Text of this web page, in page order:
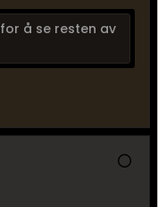
for å se resten av